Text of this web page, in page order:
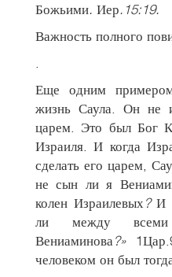
Божьими. Иер.15:19.
Важность полного
Еще одним
жизнь Саула. Он не
царем. Это был Бог
Израиля. И когда
сделать его царем,
не сын ли я
колен Израилевых? И
ли между всеми
Вениаминова?»
человеком он был